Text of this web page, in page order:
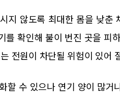
지 않도록 최대한 몸을 낮춘
를 확인해 불이 번진 곳을 피
전원이 차단될 위험이 있어
할 수 있으나 연기 양이 많거